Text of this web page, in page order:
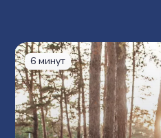
6 минут